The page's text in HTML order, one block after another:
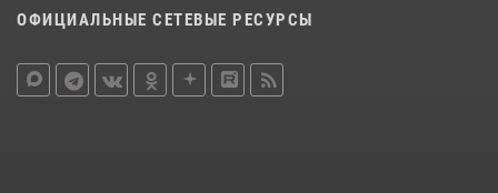
ОФИЦИАЛЬНЫЕ СЕТЕВЫЕ РЕСУРСЫ